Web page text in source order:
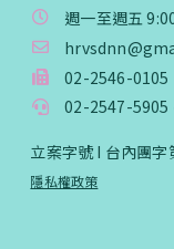
週一至週五
02-2546-0105
02-2547-5905
立案字號 I 台內團
隱私權政策